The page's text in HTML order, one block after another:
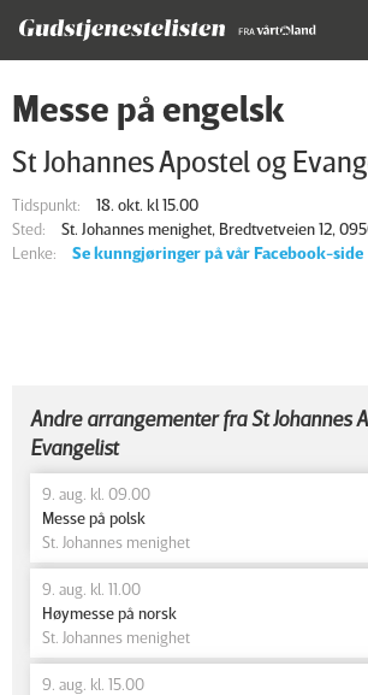
Messe på engelsk
St Johannes Apostel og
Tidspunkt:
18. okt. kl 15.00
Sted:
St. Johannes menighet, Bredtvetveien 12,
Lenke:
Se kunngjøringer på vår Facebook-side
Andre arrangementer fra St Johannes
Evangelist
9. aug. kl. 09.00
Messe på polsk
St. Johannes menighet
9. aug. kl. 11.00
Høymesse på norsk
St. Johannes menighet
9. aug. kl. 15.00